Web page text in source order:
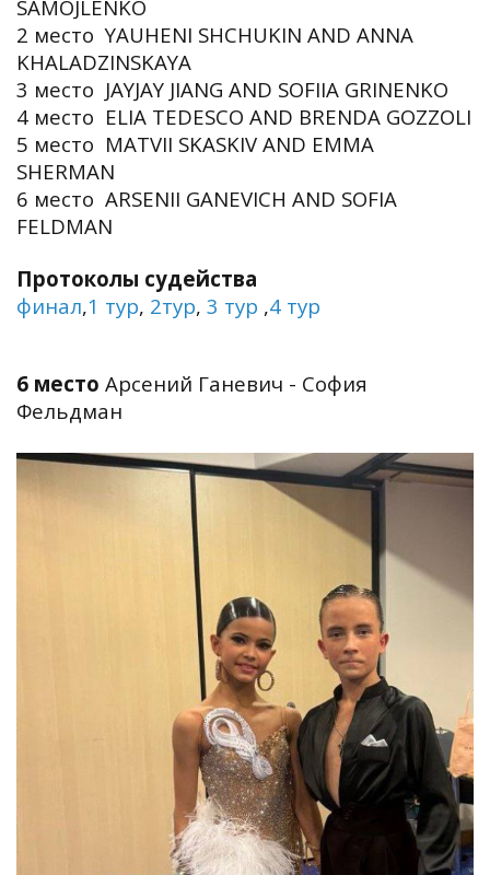
SAMOJLENKO
2 место YAUHENI SHCHUKIN AND ANNA
KHALADZINSKAYA
3 место JAYJAY JIANG AND SOFIIA GRINENKO
4 место ELIA TEDESCO AND BRENDA GOZZOLI
5 место MATVII SKASKIV AND EMMA
SHERMAN
6 место ARSENII GANEVICH AND SOFIA
FELDMAN
Протоколы судейства
финал,1 тур, 2тур, 3 тур ,4 тур
6 место Арсений Ганевич - София
Фельдман